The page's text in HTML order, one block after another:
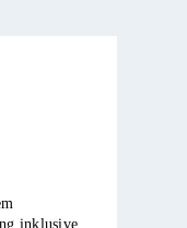
inklusive